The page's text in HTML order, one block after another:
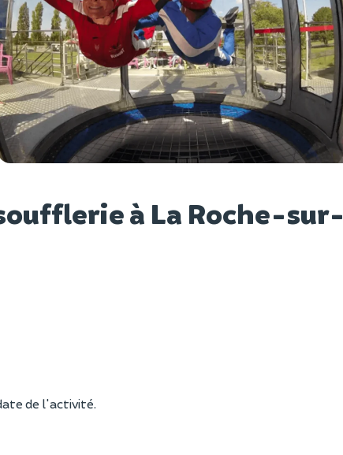
Voir les photos
à La Roche-sur-
de l'activité.